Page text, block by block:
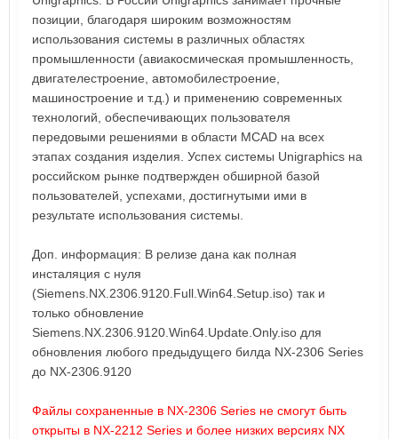
позиции, благодаря широким возможностям
использования системы в различных областях
промышленности (авиакосмическая промышленность,
двигателестроение, автомобилестроение,
машиностроение и т.д.) и применению современных
технологий, обеспечивающих пользователя
передовыми решениями в области MCAD на всех
этапах создания изделия. Успех системы Unigraphics на
российском рынке подтвержден обширной базой
пользователей, успехами, достигнутыми ими в
результате использования системы.
Доп. информация: В релизе дана как полная
инсталяция с нуля
(Siemens.NX.2306.9120.Full.Win64.Setup.iso) так и
только обновление
Siemens.NX.2306.9120.Win64.Update.Only.iso для
обновления любого предыдущего билда NX-2306 Series
до NX-2306.9120
Файлы сохраненные в NX-2306 Series не смогут быть
открыты в NX-2212 Series и более низких версиях NX